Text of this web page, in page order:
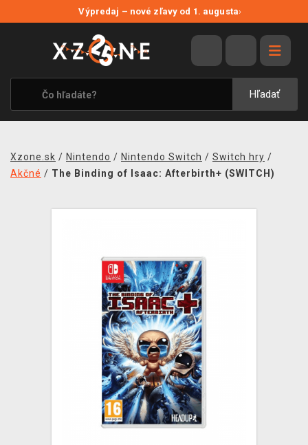
Výpredaj – nové zľavy od 1. augusta›
Hľadať
VÝPREDAJ
VIDEOHRY
XZONE ORIGINALS
TEMATIKY
MERCHANDISE
Xzone.sk / Nintendo / Nintendo Switch / Switch hry /
Akčné / The Binding of Isaac: Afterbirth+ (SWITCH)